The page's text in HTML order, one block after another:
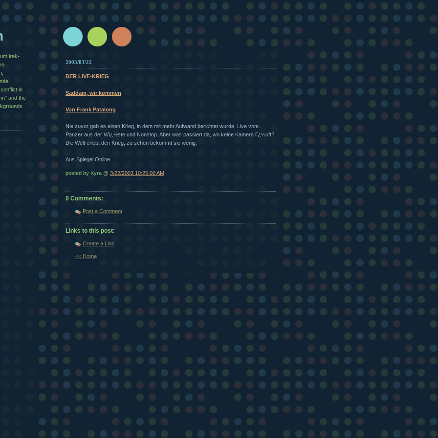
2003/03/22
DER LIVE-KRIEG
Saddam, wir kommen
Von Frank Patalong
Nie zuvor gab es einen Krieg, in dem mit mehr Aufwand berichtet wurde, Live vom
Panzer aus der Wï¿½ste und Nonstop. Aber was passiert da, wo keine Kamera lï¿½uft?
Die Welt erlebt den Krieg, zu sehen bekommt sie wenig.
Aus Spiegel Online
posted by Kyra @ 3/22/2003 10:25:00 AM
0 Comments:
Post a Comment
Links to this post:
Create a Link
<< Home
irak-
in
and the